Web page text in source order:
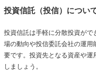
投資信託（投信）につい
投資信託は手軽に分散投資が
場の動向や投信委託会社の運
要です。投資先となる資産や
しましょう。